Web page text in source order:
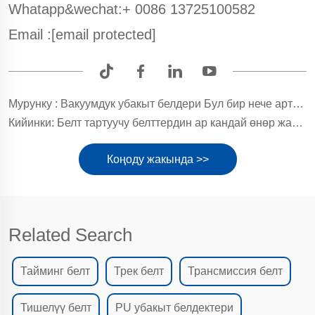
Whatapp&wechat:+ 0086 13725100582
Email : [email protected]
Мурунку : Вакуумдук убакыт белдери Бул бир нече артыкчылыктар абдан маанилүү!
Кийинки: Белт тартуучу белттердин ар кандай өнөр жайларда колдонулушу
Коңоду жакында >>
Related Search
Тайминг белт Трек белт Трансмиссия белт
Тишелүү белт PU убакыт белдектери